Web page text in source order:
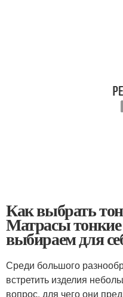
Как выбрать
Матрасы
выбираем для
Среди большого
встретить изделия
вопрос, для чего они